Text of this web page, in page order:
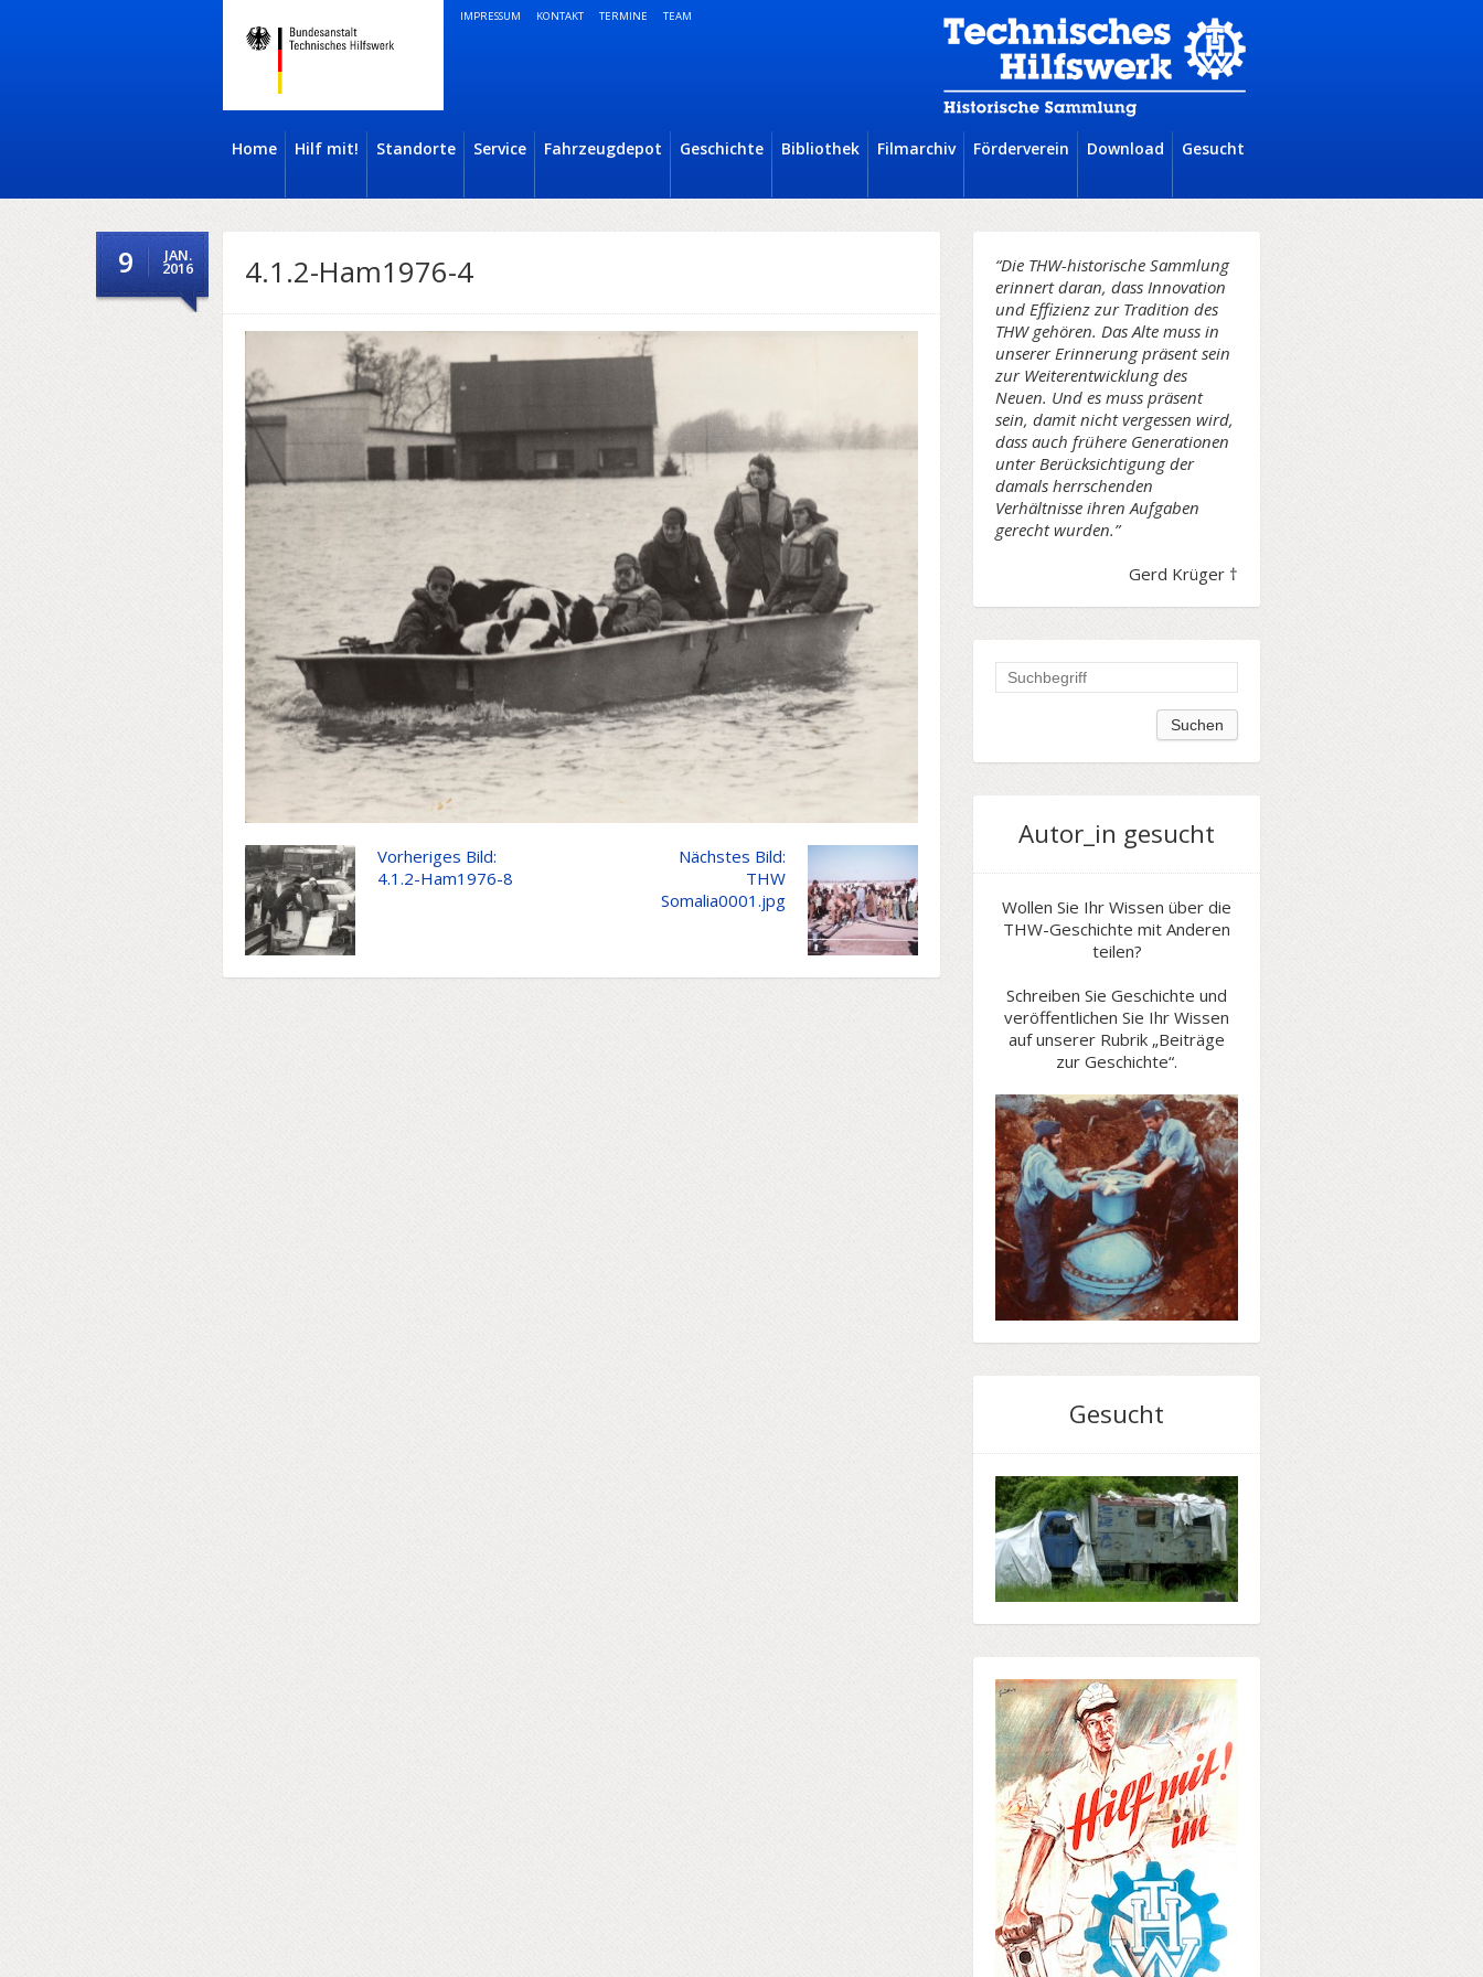
IMPRESSUM KONTAKT TERMINE TEAM
Home Hilf mit! Standorte Service Fahrzeugdepot Geschichte Bibliothek Filmarchiv Förderverein Download Gesucht
9 JAN.
2016 4.1.2-Ham1976-4
Vorheriges Bild:
4.1.2-Ham1976-8
Nächstes Bild:
THW
Somalia0001.jpg
“Die THW-historische Sammlung
erinnert daran, dass Innovation
und Effizienz zur Tradition des
THW gehören. Das Alte muss in
unserer Erinnerung präsent sein
zur Weiterentwicklung des
Neuen. Und es muss präsent
sein, damit nicht vergessen wird,
dass auch frühere Generationen
unter Berücksichtigung der
damals herrschenden
Verhältnisse ihren Aufgaben
gerecht wurden.”
Gerd Krüger †
Autor_in gesucht
Wollen Sie Ihr Wissen über die
THW-Geschichte mit Anderen
teilen?
Schreiben Sie Geschichte und
veröffentlichen Sie Ihr Wissen
auf unserer Rubrik „Beiträge
zur Geschichte“.
Gesucht